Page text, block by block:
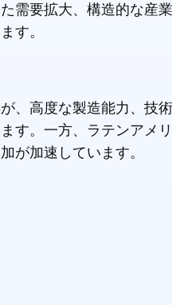
需要拡大、構造的な産
す。
、高度な製造能力、技
す。一方、ラテンアメ
が加速しています。